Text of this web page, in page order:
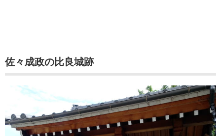
佐々成政の比良城跡